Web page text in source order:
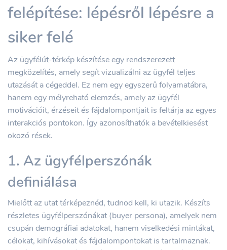
felépítése: lépésről lépésre a
siker felé
Az ügyfélút-térkép készítése egy rendszerezett
megközelítés, amely segít vizualizálni az ügyfél teljes
utazását a cégeddel. Ez nem egy egyszerű folyamatábra,
hanem egy mélyreható elemzés, amely az ügyfél
motivációit, érzéseit és fájdalompontjait is feltárja az egyes
interakciós pontokon. Így azonosíthatók a bevételkiesést
okozó rések.
1. Az ügyfélperszónák
definiálása
Mielőtt az utat térképeznéd, tudnod kell, ki utazik. Készíts
részletes ügyfélperszónákat (buyer persona), amelyek nem
csupán demográfiai adatokat, hanem viselkedési mintákat,
célokat, kihívásokat és fájdalompontokat is tartalmaznak.